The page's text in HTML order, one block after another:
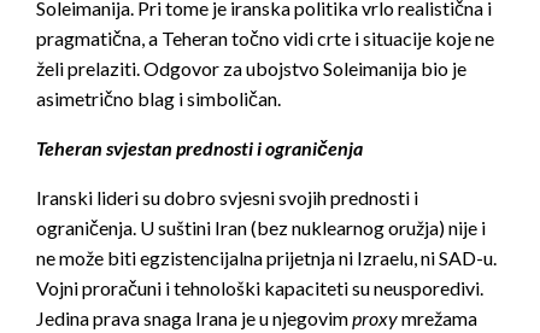
Soleimanija. Pri tome je iranska politika vrlo realistična i
pragmatična, a Teheran točno vidi crte i situacije koje ne
želi prelaziti. Odgovor za ubojstvo Soleimanija bio je
asimetrično blag i simboličan.
Teheran svjestan prednosti i ograničenja
Iranski lideri su dobro svjesni svojih prednosti i
ograničenja. U suštini Iran (bez nuklearnog oružja) nije i
ne može biti egzistencijalna prijetnja ni Izraelu, ni SAD-u.
Vojni proračuni i tehnološki kapaciteti su neusporedivi.
Jedina prava snaga Irana je u njegovimproxymrežama